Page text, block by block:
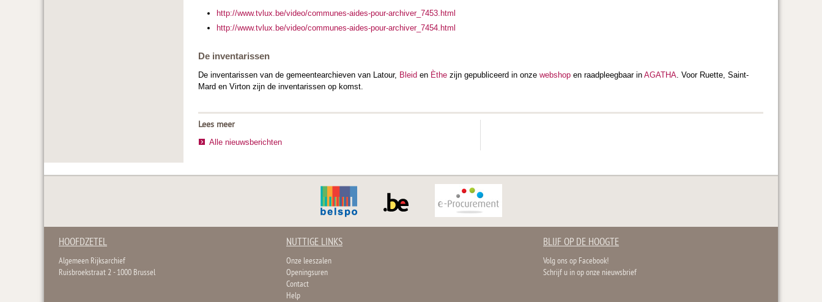
http://www.tvlux.be/video/communes-aides-pour-archiver_7453.html
http://www.tvlux.be/video/communes-aides-pour-archiver_7454.html
De inventarissen
De inventarissen van de gemeentearchieven van Latour, Bleid en Èthe zijn gepubliceerd in onze webshop en raadpleegbaar in AGATHA . Voor Ruette, Saint-
Mard en Virton zijn de inventarissen op komst.
Lees meer
Alle nieuwsberichten
HOOFDZETEL
Algemeen Rijksarchief
Ruisbroekstraat 2 - 1000 Brussel
NUTTIGE LINKS
Onze leeszalen
Openingsuren
Contact
Help
BLIJF OP DE HOOGTE
Volg ons op Facebook!
Schrijf u in op onze nieuwsbrief